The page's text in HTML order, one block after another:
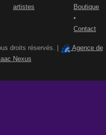
artistes
Boutique
•
Contact
droits réservés. |
Agence de
Nexus